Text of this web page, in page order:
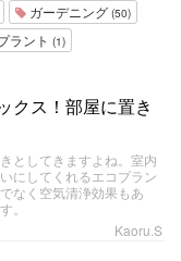
ガーデニング (50)
ラント (1)
クス！部屋に置き
としてきますよね。室内
にしてくれるエコプラン
なく空気清浄効果もあ
。
Kaoru.S